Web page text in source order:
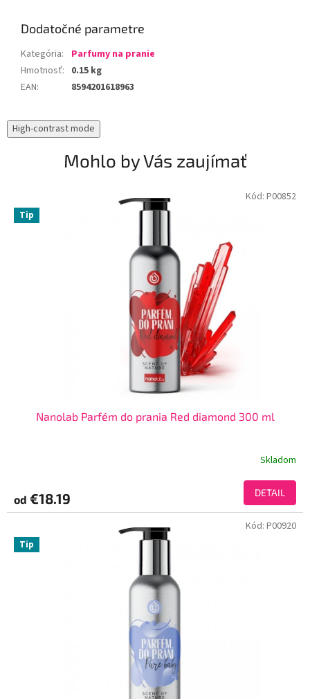
Dodatočné parametre
Kategória:
Parfumy na pranie
Hmotnosť: 0.15 kg
EAN: 8594201618963
High-contrast mode
Mohlo by Vás zaujímať
Tip
Nanolab Parfém do prania Red diamond 300 ml
Skladom
od €18.19 DETAIL
Kód: P00852
Tip
Kód: P00920